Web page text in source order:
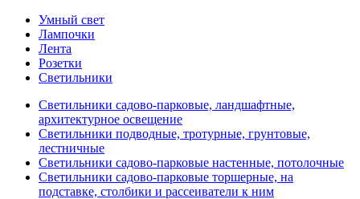
Умный свет
Лампочки
Лента
Розетки
Светильники
Светильники садово-парковые, ландшафтные,
архитектурное освещение
Светильники подводные, тротурные, грунтовые,
лестничные
Светильники садово-парковые настенные, потолочные
Светильники садово-парковые торшерные, на
подставке, столбики и рассеиватели к ним